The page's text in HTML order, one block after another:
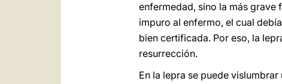
enfermedad, sino la más
impuro al enfermo, el cual
bien certificada. Por eso, la
resurrección.
En la lepra se puede